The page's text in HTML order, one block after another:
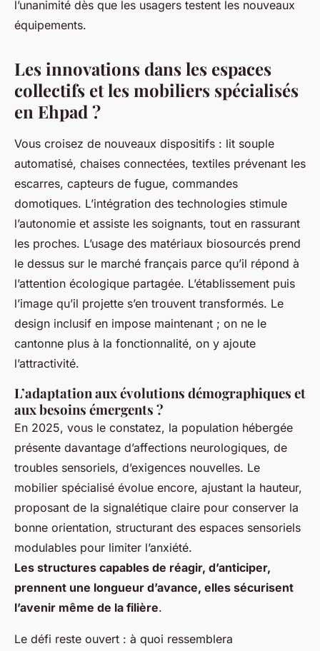
l’unanimité dès que les usagers testent les nouveaux
équipements.
Les innovations dans les espaces
collectifs et les mobiliers spécialisés
en Ehpad ?
Vous croisez de nouveaux dispositifs : lit souple
automatisé, chaises connectées, textiles prévenant les
escarres, capteurs de fugue, commandes
domotiques. L’intégration des technologies stimule
l’autonomie et assiste les soignants, tout en rassurant
les proches. L’usage des matériaux biosourcés prend
le dessus sur le marché français parce qu’il répond à
l’attention écologique partagée. L’établissement puis
l’image qu’il projette s’en trouvent transformés. Le
design inclusif en impose maintenant ; on ne le
cantonne plus à la fonctionnalité, on y ajoute
l’attractivité.
L’adaptation aux évolutions démographiques et
aux besoins émergents ?
En 2025, vous le constatez, la population hébergée
présente davantage d’affections neurologiques, de
troubles sensoriels, d’exigences nouvelles. Le
mobilier spécialisé évolue encore, ajustant la hauteur,
proposant de la signalétique claire pour conserver la
bonne orientation, structurant des espaces sensoriels
modulables pour limiter l’anxiété.
Les structures capables de réagir, d’anticiper,
prennent une longueur d’avance, elles sécurisent
l’avenir même de la filière.
Le défi reste ouvert : à quoi ressemblera